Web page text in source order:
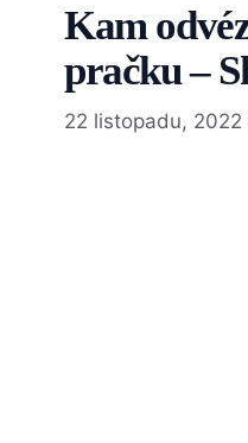
Kam
pračku –
22 listopadu, 2022